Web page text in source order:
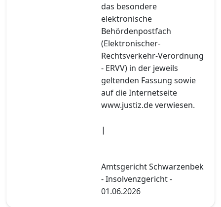
das besondere
elektronische
Behördenpostfach
(Elektronischer-
Rechtsverkehr-Verordnung
- ERVV) in der jeweils
geltenden Fassung sowie
auf die Internetseite
www.justiz.de verwiesen.
|
Amtsgericht Schwarzenbek
- Insolvenzgericht -
01.06.2026